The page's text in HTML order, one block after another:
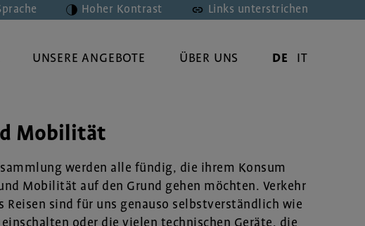
Hoher Kontrast Links unterstrichen
UNSERE ANGEBOTE ÜBER UNS DE IT
Mobilität
werden alle fündig, die ihrem Konsum
Mobilität auf den Grund gehen möchten. Verkehr
Reisen sind für uns genauso selbstverständlich wie
oder die vielen technischen Geräte, die